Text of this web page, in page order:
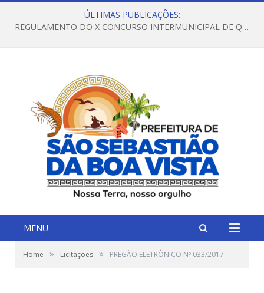
ÚLTIMAS PUBLICAÇÕES:
REGULAMENTO DO X CONCURSO INTERMUNICIPAL DE QUADRILHAS JUNINAS – 2026 – ARRAIÁ DA VENEZA
MENU
Home » Licitações » PREGÃO ELETRÔNICO Nº 033/2017